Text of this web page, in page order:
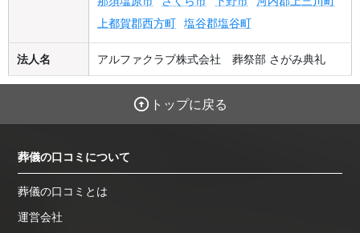
上都賀郡西方町 塩谷郡塩谷町
法人名 アルファクラブ株式会社 葬祭部 さがみ典礼
トップに戻る
葬儀の口コミについて
葬儀の口コミとは
運営会社